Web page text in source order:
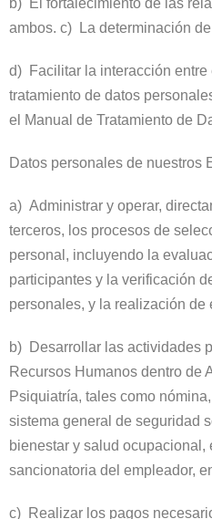
b) El fortalecimiento de las
ambos. c) La determinación
d) Facilitar la interacción entre
tratamiento de datos
el Manual de Tratamiento de
Datos personales de nuestros
a) Administrar y operar,
terceros, los procesos de
personal, incluyendo la
participantes y la verificación
personales, y la realización de
b) Desarrollar las actividades
Recursos Humanos dentro de
Psiquiatría, tales como
sistema general de seguridad
bienestar y salud ocupacional,
sancionatoria del empleador,
c) Realizar los pagos